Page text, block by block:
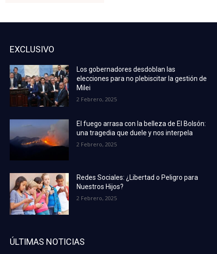
EXCLUSIVO
Los gobernadores desdoblan las
elecciones para no plebiscitar la gestión de
Milei
2 Febrero, 2025
El fuego arrasa con la belleza de El Bolsón:
una tragedia que duele y nos interpela
2 Febrero, 2025
Redes Sociales: ¿Libertad o Peligro para
Nuestros Hijos?
2 Febrero, 2025
ÚLTIMAS NOTICIAS